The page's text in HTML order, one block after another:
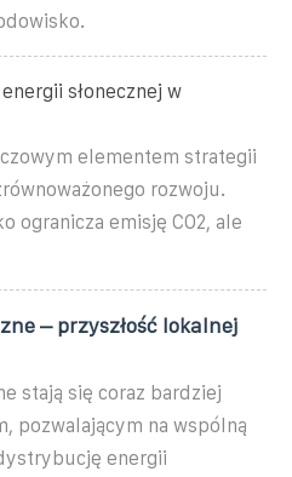
słonecznej w
elementem strategii
rozwoju.
ogranicza emisję CO2, ale
– przyszłość lokalnej
stają się coraz bardziej
pozwalającym na wspólną
energii